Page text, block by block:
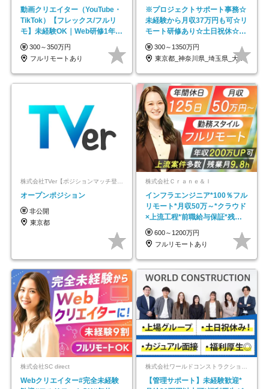
動画クリエイター（YouTube・
TikTok）【フレックス/フルリ
モ】未経験OK｜Web研修1年間
｜副業OK
300～350万円
フルリモートあり
※プロジェクトサポート事務☆
未経験から月収37万円も可☆リ
モート研修あり☆土日祝休☆20
代～30代活躍/b
300～1350万円
東京都_神奈川県_埼玉県_大阪府_愛知県…
株式会社TVer【ポジションマッチ登録】
オープンポジション
非公開
東京都
株式会社Ｃｒａｎｅ＆Ｉ
インフラエンジニア*100％フル
リモート*月収50万～*クラウド
×上流工程*前職給与保証*残業
月9.8h
600～1200万円
フルリモートあり
株式会社SC direct
Webクリエイター#完全未経験
【管理サポート】未経験歓迎*